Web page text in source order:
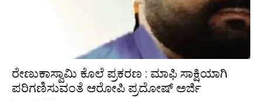
ರೇಣುಕಾಸ್ವಾಮಿ ಕೊಲೆ ಪ್ರಕರಣ : ಮಾಫಿ ಸಾಕ್ಷಿಯಾಗಿ
ಪರಿಗಣಿಸುವಂತೆ ಆರೋಪಿ ಪ್ರದೋಷ್‌ ಅರ್ಜಿ